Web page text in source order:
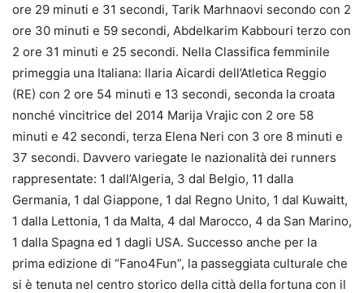
ore 29 minuti e 31 secondi, Tarik Marhnaovi secondo con 2
ore 30 minuti e 59 secondi, Abdelkarim Kabbouri terzo con
2 ore 31 minuti e 25 secondi. Nella Classifica femminile
primeggia una Italiana: Ilaria Aicardi dell’Atletica Reggio
(RE) con 2 ore 54 minuti e 13 secondi, seconda la croata
nonché vincitrice del 2014 Marija Vrajic con 2 ore 58
minuti e 42 secondi, terza Elena Neri con 3 ore 8 minuti e
37 secondi. Davvero variegate le nazionalità dei runners
rappresentate: 1 dall’Algeria, 3 dal Belgio, 11 dalla
Germania, 1 dal Giappone, 1 dal Regno Unito, 1 dal Kuwaitt,
1 dalla Lettonia, 1 da Malta, 4 dal Marocco, 4 da San Marino,
1 dalla Spagna ed 1 dagli USA. Successo anche per la
prima edizione di “Fano4Fun”, la passeggiata culturale che
si è tenuta nel centro storico della città della fortuna con il